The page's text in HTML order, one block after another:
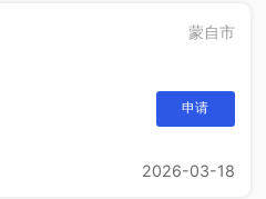
蒙自市
申请
2026-03-18